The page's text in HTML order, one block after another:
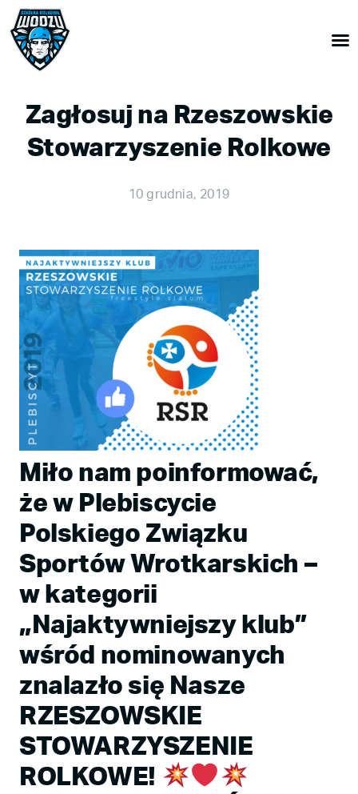
Zagłosuj na Rzeszowskie
Stowarzyszenie Rolkowe
10 grudnia, 2019
Miło nam poinformować,
że w Plebiscycie
Polskiego Związku
Sportów Wrotkarskich –
w kategorii
„Najaktywniejszy klub”
wśród nominowanych
znalazło się Nasze
RZESZOWSKIE
STOWARZYSZENIE
ROLKOWE!